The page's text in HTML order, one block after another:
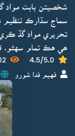
شخصيتن بابت مواد
سماج سڌارڪ
تحريري مواد گڏ
ھي هڪ تمام سهڻو،
4.5/5.0
فهيم فدا شورو